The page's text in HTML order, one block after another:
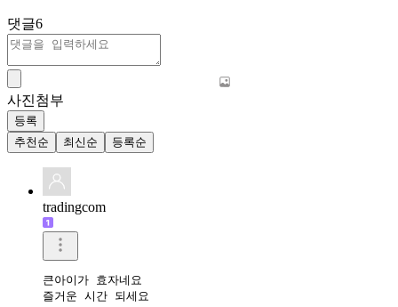
댓글6
사진첨부
등록
추천순
최신순 등록순
tradingcom
큰아이가 효자네요
즐거운 시간 되세요